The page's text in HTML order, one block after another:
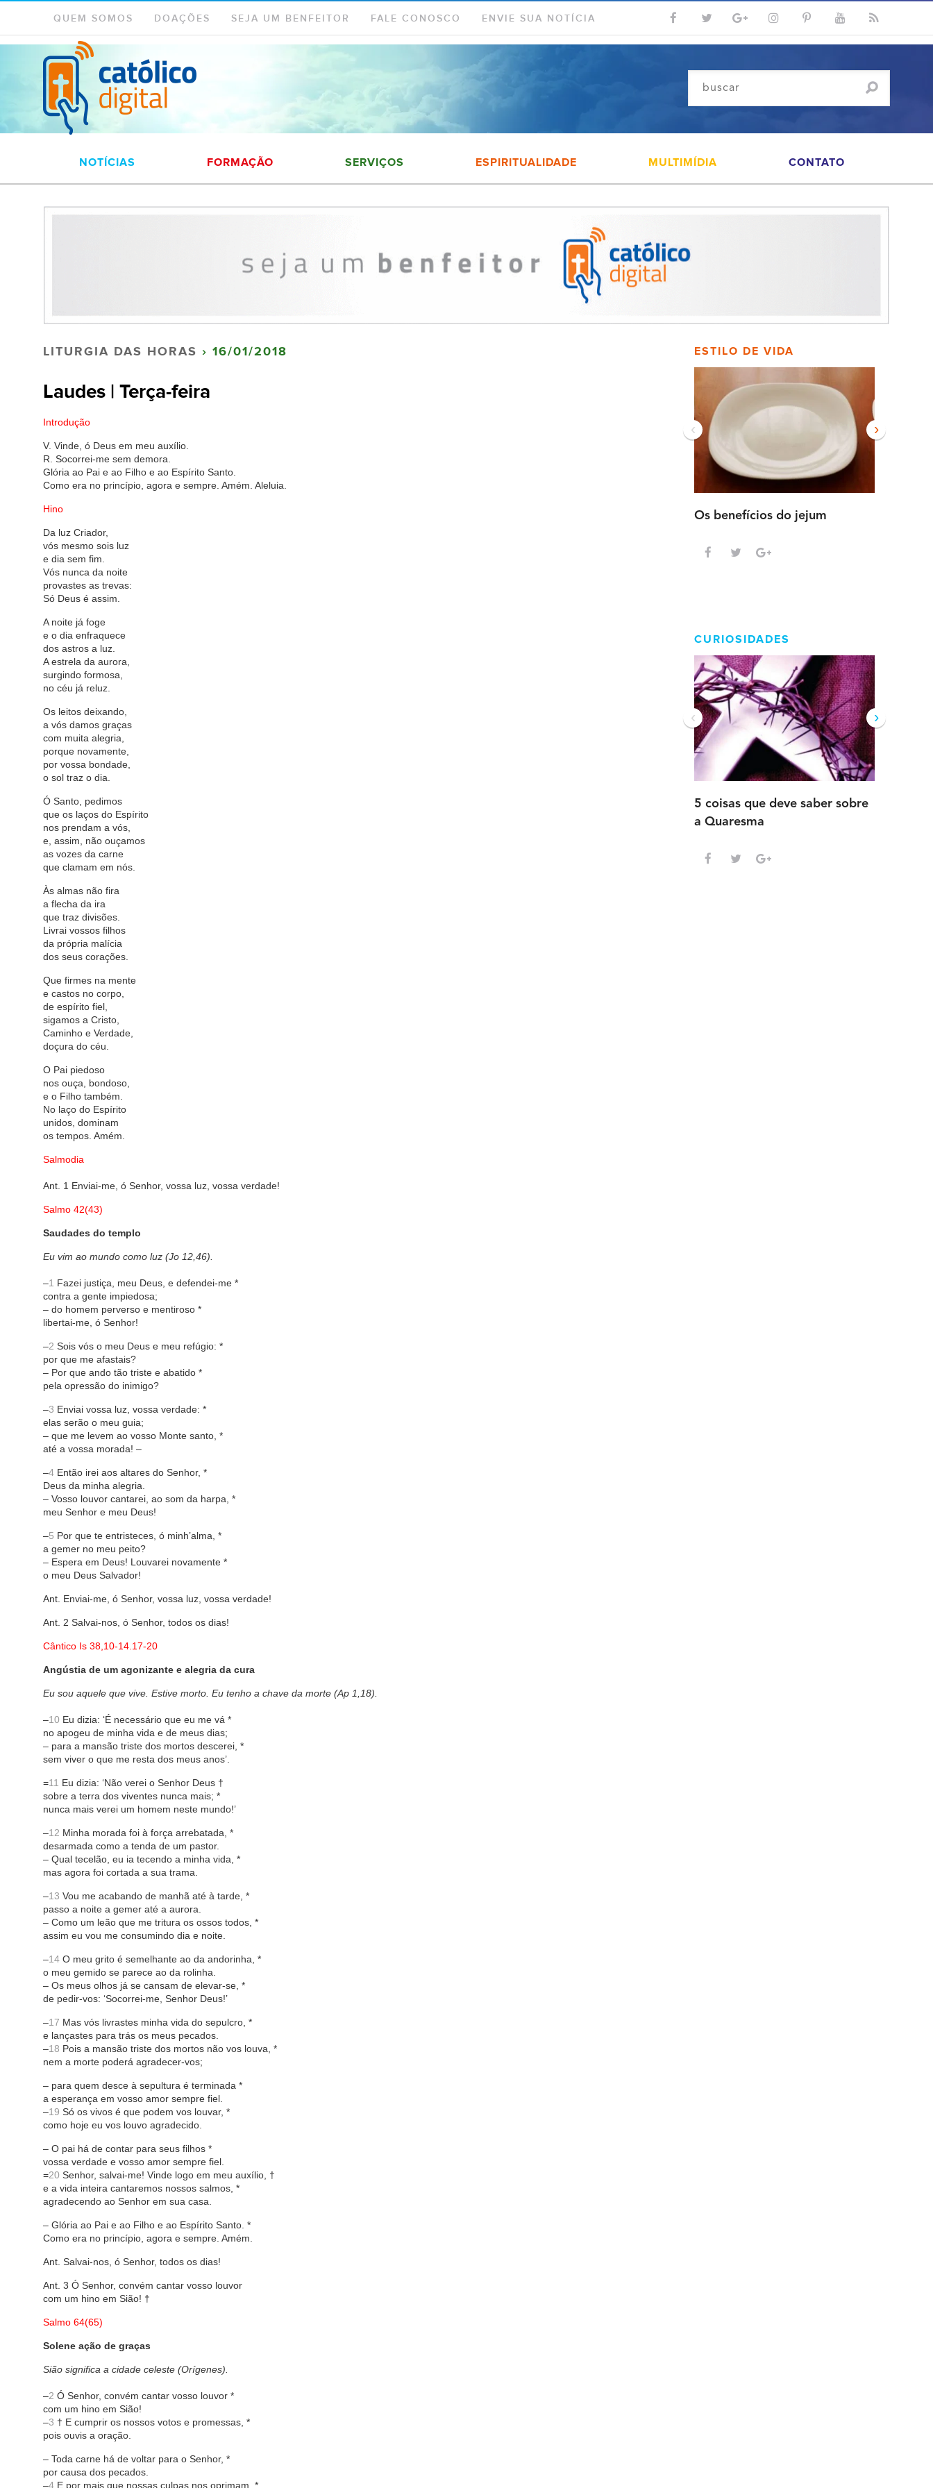
QUEM SOMOS DOAÇÕES SEJA UM BENFEITOR FALE CONOSCO ENVIE SUA NOTÍCIA
NOTÍCIAS FORMAÇÃO SERVIÇOS ESPIRITUALIDADE MULTIMÍDIA CONTATO
LITURGIA DAS HORAS › 16/01/2018
Laudes | Terça-feira
Introdução
V. Vinde, ó Deus em meu auxílio.
R. Socorrei-me sem demora.
Glória ao Pai e ao Filho e ao Espírito Santo.
Como era no princípio, agora e sempre. Amém. Aleluia.
Hino
Da luz Criador,
vós mesmo sois luz
e dia sem fim.
Vós nunca da noite
provastes as trevas:
Só Deus é assim.
A noite já foge
e o dia enfraquece
dos astros a luz.
A estrela da aurora,
surgindo formosa,
no céu já reluz.
Os leitos deixando,
a vós damos graças
com muita alegria,
porque novamente,
por vossa bondade,
o sol traz o dia.
Ó Santo, pedimos
que os laços do Espírito
nos prendam a vós,
e, assim, não ouçamos
as vozes da carne
que clamam em nós.
Às almas não fira
a flecha da ira
que traz divisões.
Livrai vossos filhos
da própria malícia
dos seus corações.
Que firmes na mente
e castos no corpo,
de espírito fiel,
sigamos a Cristo,
Caminho e Verdade,
doçura do céu.
O Pai piedoso
nos ouça, bondoso,
e o Filho também.
No laço do Espírito
unidos, dominam
os tempos. Amém.
Salmodia
Ant. 1 Enviai-me, ó Senhor, vossa luz, vossa verdade!
Salmo 42(43)
Saudades do templo
Eu vim ao mundo como luz (Jo 12,46).
–1 Fazei justiça, meu Deus, e defendei-me *
contra a gente impiedosa;
– do homem perverso e mentiroso *
libertai-me, ó Senhor!
–2 Sois vós o meu Deus e meu refúgio: *
por que me afastais?
– Por que ando tão triste e abatido *
pela opressão do inimigo?
–3 Enviai vossa luz, vossa verdade: *
elas serão o meu guia;
– que me levem ao vosso Monte santo, *
até a vossa morada! –
–4 Então irei aos altares do Senhor, *
Deus da minha alegria.
– Vosso louvor cantarei, ao som da harpa, *
meu Senhor e meu Deus!
–5 Por que te entristeces, ó minh’alma, *
a gemer no meu peito?
– Espera em Deus! Louvarei novamente *
o meu Deus Salvador!
Ant. Enviai-me, ó Senhor, vossa luz, vossa verdade!
Ant. 2 Salvai-nos, ó Senhor, todos os dias!
Cântico Is 38,10-14.17-20
Angústia de um agonizante e alegria da cura
Eu sou aquele que vive. Estive morto. Eu tenho a chave da morte (Ap 1,18).
–10 Eu dizia: ‘É necessário que eu me vá *
no apogeu de minha vida e de meus dias;
– para a mansão triste dos mortos descerei, *
sem viver o que me resta dos meus anos’.
=11 Eu dizia: ‘Não verei o Senhor Deus †
sobre a terra dos viventes nunca mais; *
nunca mais verei um homem neste mundo!’
–12 Minha morada foi à força arrebatada, *
desarmada como a tenda de um pastor.
– Qual tecelão, eu ia tecendo a minha vida, *
mas agora foi cortada a sua trama.
–13 Vou me acabando de manhã até à tarde, *
passo a noite a gemer até a aurora.
– Como um leão que me tritura os ossos todos, *
assim eu vou me consumindo dia e noite.
–14 O meu grito é semelhante ao da andorinha, *
o meu gemido se parece ao da rolinha.
– Os meus olhos já se cansam de elevar-se, *
de pedir-vos: ‘Socorrei-me, Senhor Deus!’
–17 Mas vós livrastes minha vida do sepulcro, *
e lançastes para trás os meus pecados.
–18 Pois a mansão triste dos mortos não vos louva, *
nem a morte poderá agradecer-vos;
– para quem desce à sepultura é terminada *
a esperança em vosso amor sempre fiel.
–19 Só os vivos é que podem vos louvar, *
como hoje eu vos louvo agradecido.
– O pai há de contar para seus filhos *
vossa verdade e vosso amor sempre fiel.
=20 Senhor, salvai-me! Vinde logo em meu auxílio, †
e a vida inteira cantaremos nossos salmos, *
agradecendo ao Senhor em sua casa.
– Glória ao Pai e ao Filho e ao Espírito Santo. *
Como era no princípio, agora e sempre. Amém.
Ant. Salvai-nos, ó Senhor, todos os dias!
Ant. 3 Ó Senhor, convém cantar vosso louvor
com um hino em Sião! †
Salmo 64(65)
Solene ação de graças
Sião significa a cidade celeste (Orígenes).
–2 Ó Senhor, convém cantar vosso louvor *
com um hino em Sião!
–3 † E cumprir os nossos votos e promessas, *
pois ouvis a oração.
– Toda carne há de voltar para o Senhor, *
por causa dos pecados.
–4 E por mais que nossas culpas nos oprimam, *
ESTILO DE VIDA
Os benefícios do jejum
‹ ›
CURIOSIDADES
5 coisas que deve saber sobre
a Quaresma
‹ ›